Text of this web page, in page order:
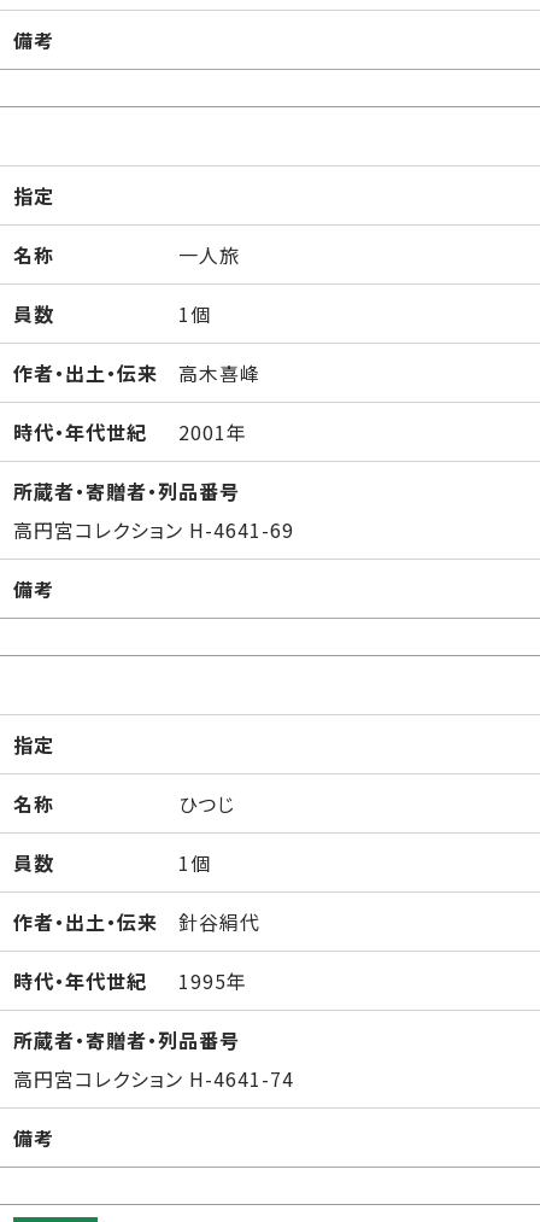
備考
指定
名称 一人旅
員数 1個
作者・出土・伝来 高木喜峰
時代・年代世紀 2001年
所蔵者・寄贈者・列品番号
高円宮コレクション H-4641-69
備考
指定
名称 ひつじ
員数 1個
作者・出土・伝来 針谷絹代
時代・年代世紀 1995年
所蔵者・寄贈者・列品番号
高円宮コレクション H-4641-74
備考